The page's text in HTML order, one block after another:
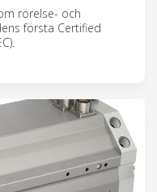
rörelse- och
första Certified